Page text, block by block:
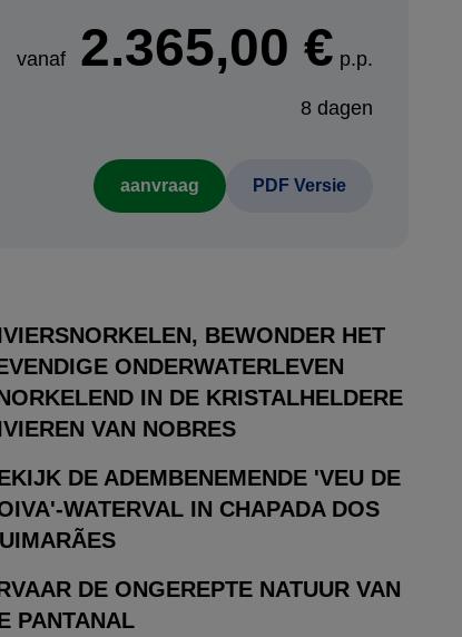
vanaf 2.365,00 € p.p.
8 dagen
aanvraag PDF Versie
BEWONDER HET
ONDERWATERLEVEN
IN DE KRISTALHELDERE
VAN NOBRES
DE ADEMBENEMENDE 'VEU DE
WATERVAL IN CHAPADA DOS
DE ONGEREPTE NATUUR VAN
PANTANAL